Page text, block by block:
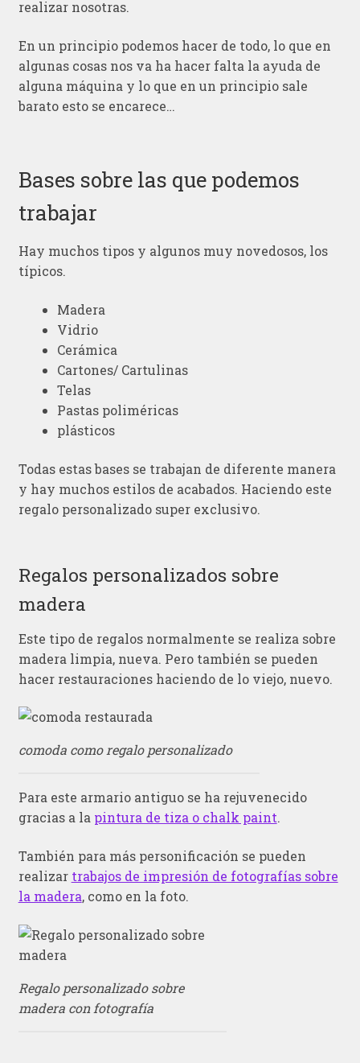
realizar nosotras.
En un principio podemos hacer de todo, lo que en
algunas cosas nos va ha hacer falta la ayuda de
alguna máquina y lo que en un principio sale
barato esto se encarece…
Bases sobre las que podemos
trabajar
Hay muchos tipos y algunos muy novedosos, los
típicos.
Madera
Vidrio
Cerámica
Cartones/ Cartulinas
Telas
Pastas poliméricas
plásticos
Todas estas bases se trabajan de diferente manera
y hay muchos estilos de acabados. Haciendo este
regalo personalizado super exclusivo.
Regalos personalizados sobre
madera
Este tipo de regalos normalmente se realiza sobre
madera limpia, nueva. Pero también se pueden
hacer restauraciones haciendo de lo viejo, nuevo.
comoda como regalo personalizado
Para este armario antiguo se ha rejuvenecido
gracias a la pintura de tiza o chalk paint.
También para más personificación se pueden
realizar trabajos de impresión de fotografías sobre
la madera, como en la foto.
Regalo personalizado sobre
madera con fotografía